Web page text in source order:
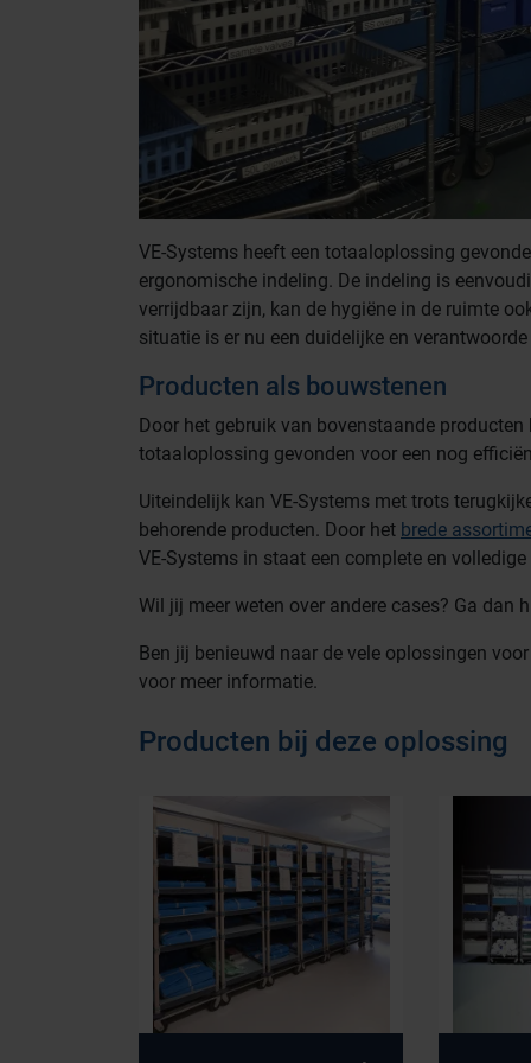
VE-Systems heeft een totaaloplossing
ergonomische indeling. De indeling is
verrijdbaar zijn, kan de hygiëne in de ruimte
situatie is er nu een duidelijke en
Producten als bouwstenen
Door het gebruik van bovenstaande
totaaloplossing gevonden voor een nog
Uiteindelijk kan VE-Systems met trots
behorende producten. Door het brede
VE-Systems in staat een complete en
Wil jij meer weten over andere cases? Ga dan
Ben jij benieuwd naar de vele oplossingen voor
voor meer informatie.
Producten bij deze oplossing